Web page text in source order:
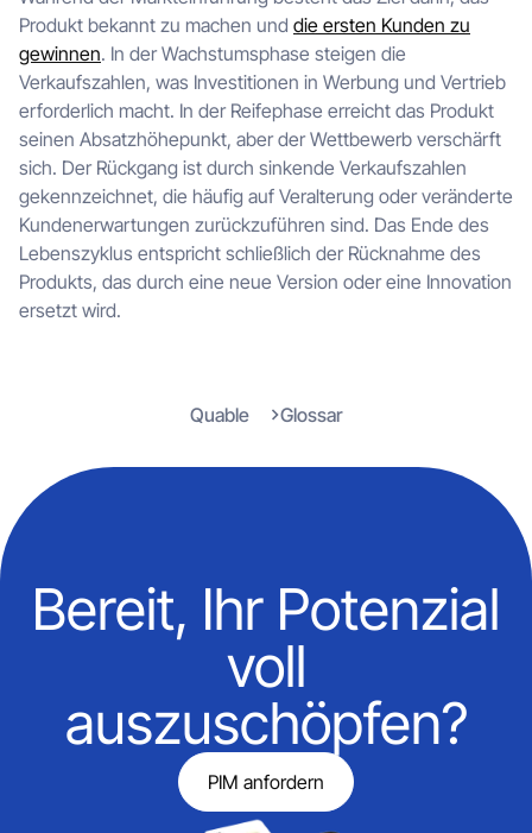
Produkt bekannt zu machen und die ersten Kunden zu
gewinnen. In der Wachstumsphase steigen die
Verkaufszahlen, was Investitionen in Werbung und Vertrieb
erforderlich macht. In der Reifephase erreicht das Produkt
seinen Absatzhöhepunkt, aber der Wettbewerb verschärft
sich. Der Rückgang ist durch sinkende Verkaufszahlen
gekennzeichnet, die häufig auf Veralterung oder veränderte
Kundenerwartungen zurückzuführen sind. Das Ende des
Lebenszyklus entspricht schließlich der Rücknahme des
Produkts, das durch eine neue Version oder eine Innovation
ersetzt wird.
Quable Glossar
Bereit, Ihr Potenzial
voll
auszuschöpfen?
PIM anfordern